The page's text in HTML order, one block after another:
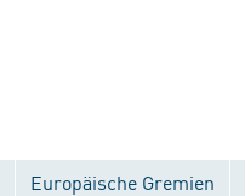
Europäische Gremien